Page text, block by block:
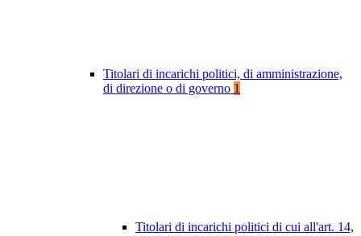
Titolari di incarichi politici, di amministrazione,
di direzione o di governo 1
Titolari di incarichi politici di cui all'art. 14,